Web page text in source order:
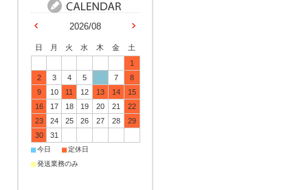
2026/08
日 月 火 水 木 金
土
1
2
3 4 5 6 7
8
9
10 11 12 13 14
15
16
17 18 19 20 21
22
23
24 25 26 27 28
29
30
31
■今日 ■定休日
■発送業務のみ